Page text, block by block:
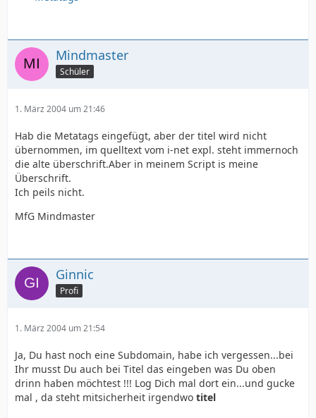
Mindmaster
Schüler
1. März 2004 um 21:46
Hab die Metatags eingefügt, aber der titel wird nicht
übernommen, im quelltext vom i-net expl. steht immernoch
die alte überschrift.Aber in meinem Script is meine
Überschrift.
Ich peils nicht.
MfG Mindmaster
Ginnic
Profi
1. März 2004 um 21:54
Ja, Du hast noch eine Subdomain, habe ich vergessen...bei
Ihr musst Du auch bei Titel das eingeben was Du oben
drinn haben möchtest !!! Log Dich mal dort ein...und gucke
mal , da steht mitsicherheit irgendwo titel